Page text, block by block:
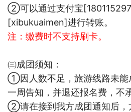
②可以通过支付宝
[xibukuaimen]进行转账。
注： 缴费时不支持刷卡。
㈢成团须知：
①因人数不足，旅游线路未能
一周告知，并退还报名费，不
②请在接到我方成团通知后，